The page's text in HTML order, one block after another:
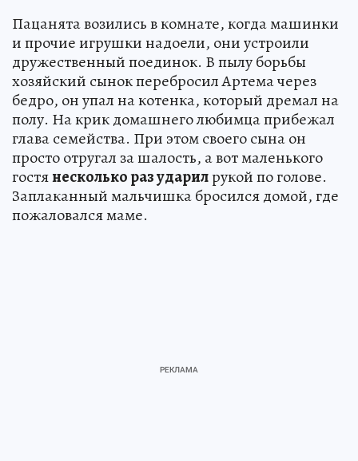
Пацанята возились в комнате, когда машинки
и прочие игрушки надоели, они устроили
дружественный поединок. В пылу борьбы
хозяйский сынок перебросил Артема через
бедро, он упал на котенка, который дремал на
полу. На крик домашнего любимца прибежал
глава семейства. При этом своего сына он
просто отругал за шалость, а вот маленького
гостянесколько раз ударилрукой по голове.
Заплаканный мальчишка бросился домой, где
пожаловался маме.